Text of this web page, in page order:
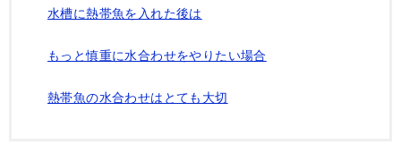
水槽に熱帯魚を入れた後は
もっと慎重に水合わせをやりたい場合
熱帯魚の水合わせはとても大切